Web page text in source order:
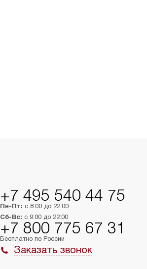
+7 495 540 44 75
Пн-Пт: с 8:00 до 22:00
Сб-Вс: с 9:00 до 22:00
+7 800 775 67 31
Бесплатно по России
Заказать звонок